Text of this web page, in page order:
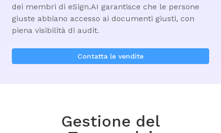
dei membri di eSign.AI garantisce che le persone
giuste abbiano accesso ai documenti giusti, con
piena visibilità di audit.
Contatta le vendite
Gestione del